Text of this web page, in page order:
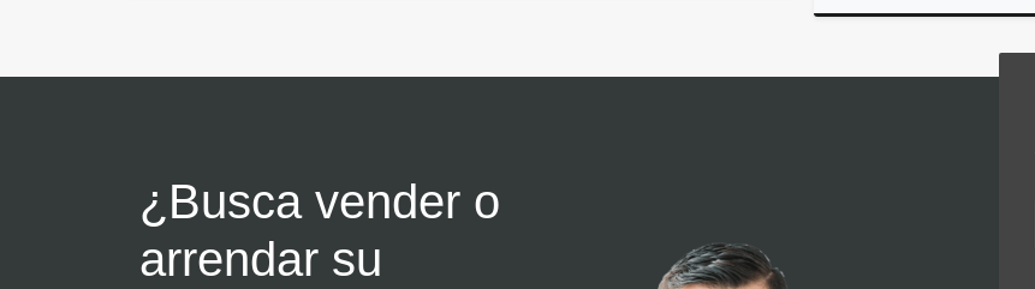
¿Busca vender o
arrendar su